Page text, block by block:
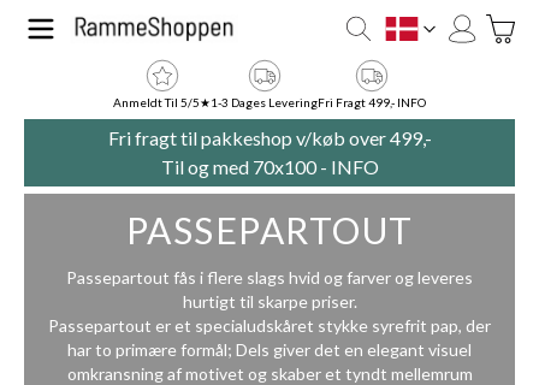
Skip to Content
DK
Anmeldt Til 5/5★1-3 Dages LeveringFri Fragt 499,- INFO
Fri fragt til pakkeshop v/køb over 499,-
Til og med 70x100 - INFO
PASSEPARTOUT
Passepartout fås i flere slags hvid og farver og leveres
hurtigt til skarpe priser.
Passepartout er et specialudskåret stykke syrefrit pap, der
har to primære formål; Dels giver det en elegant visuel
omkransning af motivet og skaber et tyndt mellemrum